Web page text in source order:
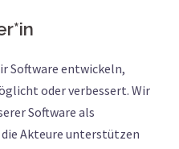
Software entwickeln,
oder verbessert. Wir
Software als
die Akteure unterstützen